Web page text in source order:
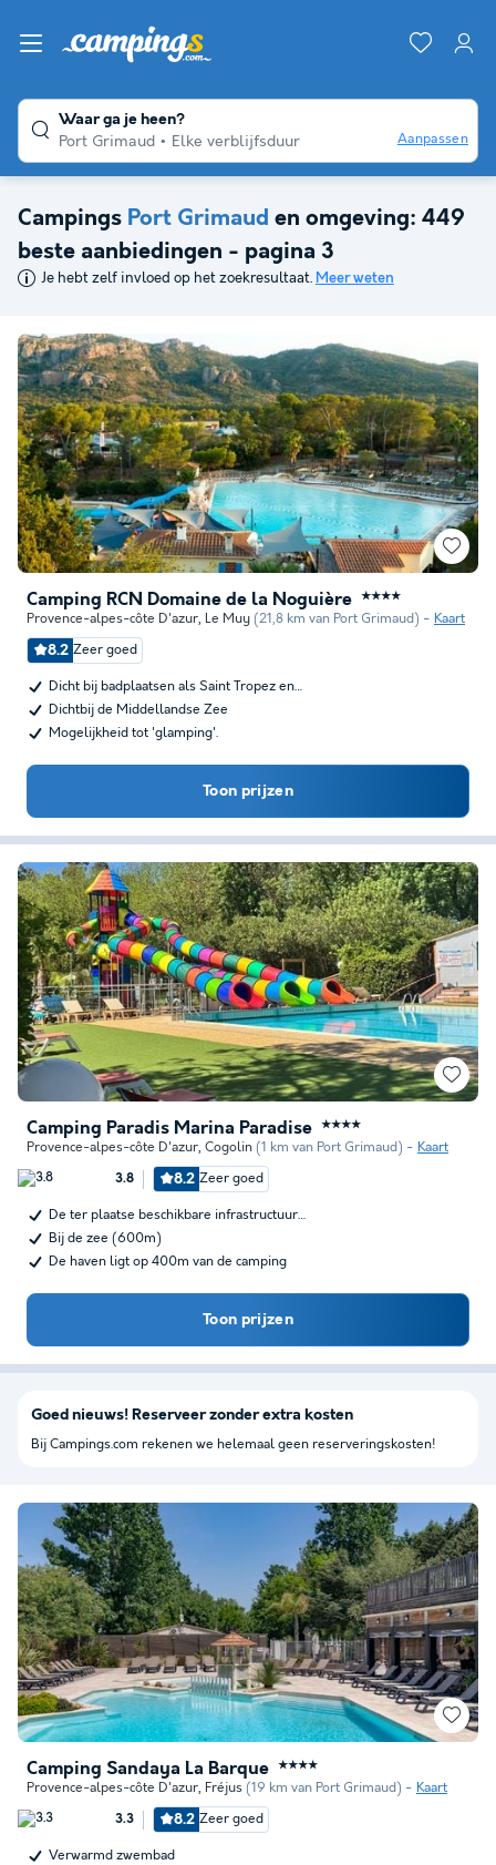
Waar ga je heen?
Port Grimaud
Elke verblijfsduur Aanpassen
Campings Port Grimaud en omgeving: 449
beste aanbiedingen - pagina 3
Je hebt zelf invloed op het zoekresultaat. Meer weten
Camping RCN Domaine de la Noguière ★★★★
Provence-alpes-côte D'azur, Le Muy (21,8 km van Port Grimaud) Kaart
8.2 Zeer goed
Dicht bij badplaatsen als Saint Tropez en…
Dichtbij de Middellandse Zee
Mogelijkheid tot 'glamping'.
Toon prijzen
Camping Paradis Marina Paradise ★★★★
Provence-alpes-côte D'azur, Cogolin (1 km van Port Grimaud) Kaart
3.8 8.2 Zeer goed
De ter plaatse beschikbare infrastructuur…
Bij de zee (600m)
De haven ligt op 400m van de camping
Toon prijzen
Camping Sandaya La Barque ★★★★
Provence-alpes-côte D'azur, Fréjus (19 km van Port Grimaud) Kaart
3.3 8.2 Zeer goed
Verwarmd zwembad
Goed nieuws! Reserveer zonder extra kosten
Bij Campings.com rekenen we helemaal geen reserveringskosten!